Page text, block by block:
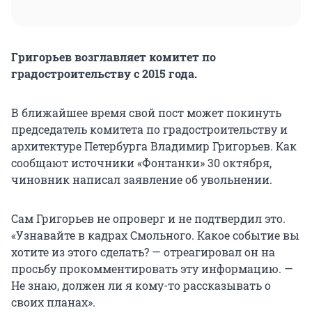
Григорьев возглавляет комитет по
градостроительству с 2015 года.
В ближайшее время свой пост может покинуть
председатель комитета по градостроительству и
архитектуре Петербурга Владимир Григорьев. Как
сообщают источники «Фонтанки» 30 октября,
чиновник написал заявление об увольнении.
Сам Григорьев не опроверг и не подтвердил это.
«Узнавайте в кадрах Смольного. Какое событие вы
хотите из этого сделать? — отреагировал он на
просьбу прокомментировать эту информацию. —
Не знаю, должен ли я кому-то рассказывать о
своих планах».